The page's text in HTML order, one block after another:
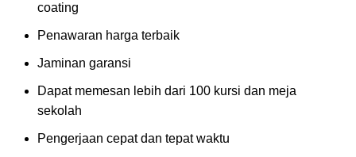
coating
Penawaran harga terbaik
Jaminan garansi
Dapat memesan lebih dari 100 kursi dan meja
sekolah
Pengerjaan cepat dan tepat waktu